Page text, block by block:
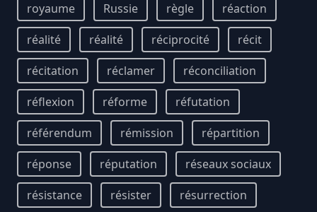
royaume
Russie règle
réaction
réalité
réalité réciprocité
récit
récitation
réclamer
réconciliation
réflexion
réforme
réfutation
référendum
rémission
répartition
réponse
réputation
réseaux sociaux
résistance
résister
résurrection